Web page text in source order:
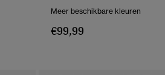
Meer beschikbare kleuren
€99,99